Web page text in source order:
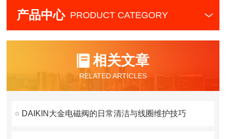
产品中心 PRODUCT CATEGORY
相关文章
RELATED ARTICLES
DAIKIN大金电磁阀的日常清洁与线圈维护技巧